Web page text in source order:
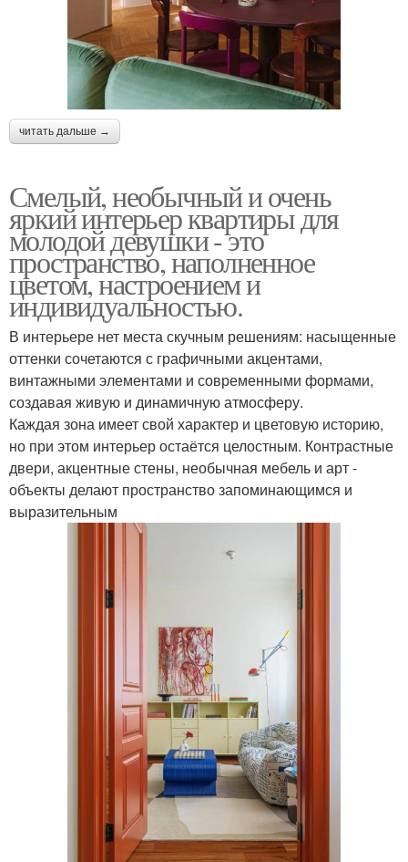
читать дальше →
Смелый, необычный и очень
яркий интерьер квартиры для
молодой девушки - это
пространство, наполненное
цветом, настроением и
индивидуальностью.
В интерьере нет места скучным решениям: насыщенные
оттенки сочетаются с графичными акцентами,
винтажными элементами и современными формами,
создавая живую и динамичную атмосферу.
Каждая зона имеет свой характер и цветовую историю,
но при этом интерьер остаётся целостным. Контрастные
двери, акцентные стены, необычная мебель и арт -
объекты делают пространство запоминающимся и
выразительным